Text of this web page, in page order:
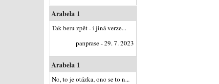
Arabela 1
Tak beru zpět - i jiná verze...
panprase - 29. 7. 2023
Arabela 1
No, to je otázka, ono se to n...